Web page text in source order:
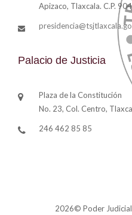
Apizaco, Tlaxcala. C.P.
Palacio de Justicia
Plaza de la Constitución
No. 23, Col. Centro,
246 462 85 85
2026© Poder